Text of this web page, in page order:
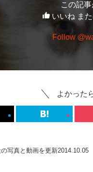
この記
いいね ま
Follow
よかった
写真と動画を更新2014.10.05